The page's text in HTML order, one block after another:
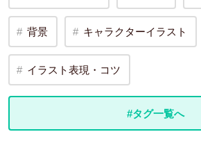
背景 キャラクターイラスト
イラスト表現・コツ
#タグ一覧へ